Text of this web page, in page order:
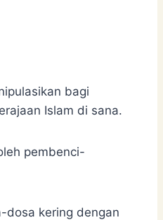
bagi
Islam di sana.
pembenci-
dosa kering dengan